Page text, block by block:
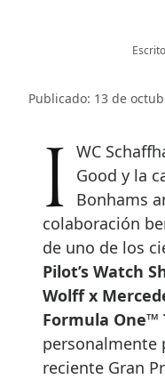
Publicado: 13 de
IWC Schaffhausen, Laureus Sport for
Good y la
Bonhams
colaboración
de uno de los
Pilot’s Watch
Wolff x
Formula One™
personalmente
reciente Gran